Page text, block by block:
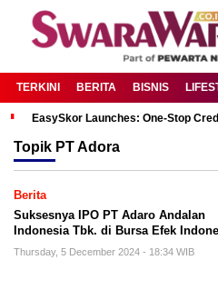
TERKINI BERITA BISNIS
EasySkor Launches: One-Stop
Topik PT Adora
Berita
Suksesnya IPO PT Adaro Andalan
Indonesia Tbk. di Bursa Efek
Thursday, 5 December 2024 - 18:34 WIB